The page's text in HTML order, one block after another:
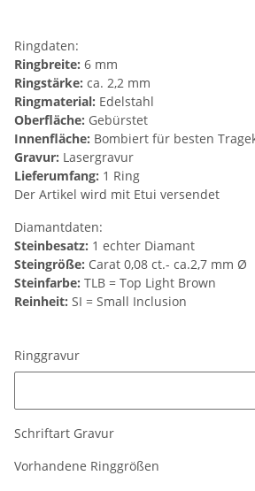
Ringdaten:
Ringbreite: 6 mm
Ringstärke: ca. 2,2 mm
Ringmaterial: Edelstahl
Oberfläche: Gebürstet
Innenfläche: Bombiert für besten
Gravur: Lasergravur
Lieferumfang: 1 Ring
Der Artikel wird mit Etui versendet
Diamantdaten:
Steinbesatz: 1 echter Diamant
Steingröße: Carat 0,08 ct.- ca.2,7 mm Ø
Steinfarbe: TLB = Top Light Brown
Reinheit: SI = Small Inclusion
Ringgravur
Schriftart Gravur
Vorhandene Ringgrößen